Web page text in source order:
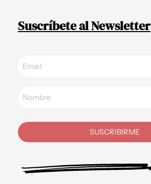
Suscríbete al Newsletter
SUSCRIBIRME